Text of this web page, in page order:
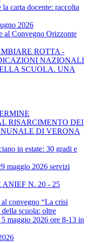
carta docente: raccolta
2026
al Convegno Orizzonte
ROTTA -
NAZIONALI
SCUOLA. UNA
RISARCIMENTO DEI
DI VERONA
in estate: 30 gradi e
maggio 2026 servizi
N. 20 - 25
convegno “La crisi
scuola: oltre
maggio 2026 ore 8-13 in